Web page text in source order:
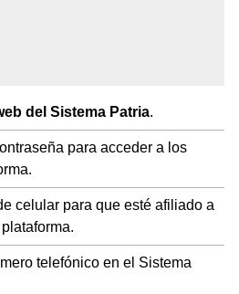
del Sistema Patria.
para acceder a los
celular para que esté afiliado a
telefónico en el Sistema